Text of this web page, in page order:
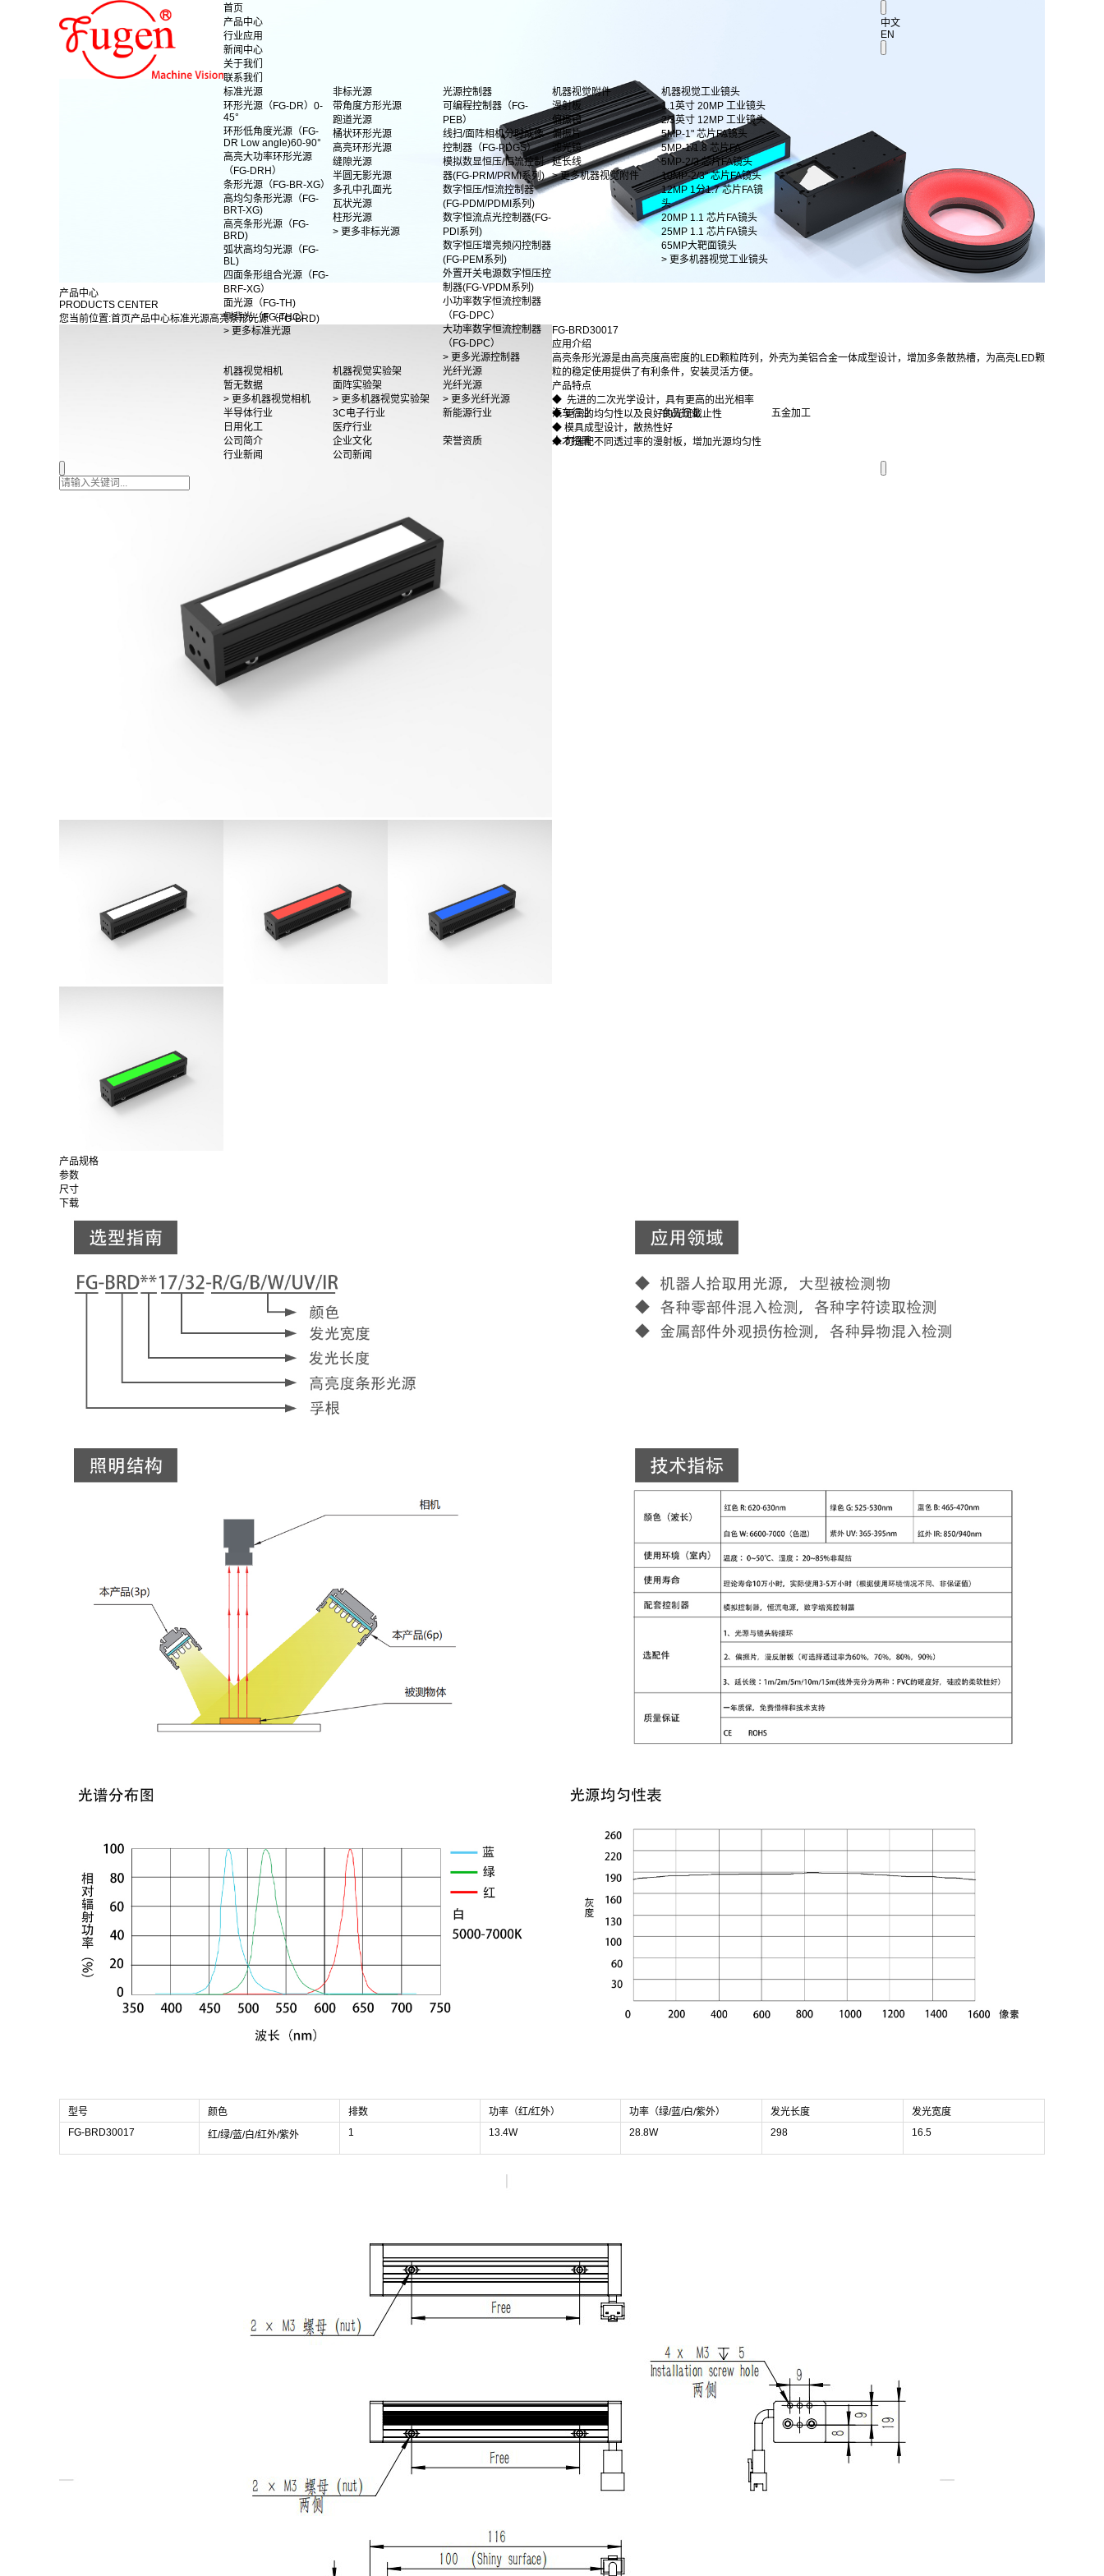
首页
产品中心
行业应用
新闻中心
关于我们
联系我们
标准光源
环形光源（FG-DR）0-
45°
环形低角度光源（FG-
DR Low angle)60-90°
高亮大功率环形光源
（FG-DRH）
条形光源（FG-BR-XG）
高均匀条形光源（FG-
BRT-XG)
高亮条形光源（FG-
BRD)
弧状高均匀光源（FG-
BL)
四面条形组合光源（FG-
BRF-XG）
面光源（FG-TH)
侧背光（FG-THC）
> 更多标准光源
非标光源
带角度方形光源
跑道光源
桶状环形光源
高亮环形光源
缝隙光源
半圆无影光源
多孔中孔面光
瓦状光源
柱形光源
> 更多非标光源
光源控制器
可编程控制器（FG-
PEB）
线扫/面阵相机分时成像
控制器（FG-PDGS）
模拟数显恒压/恒流控制
器(FG-PRM/PRMI系列)
数字恒压/恒流控制器
(FG-PDM/PDMI系列)
数字恒流点光控制器(FG-
PDI系列)
数字恒压增亮频闪控制器
(FG-PEM系列)
外置开关电源数字恒压控
制器(FG-VPDM系列)
小功率数字恒流控制器
（FG-DPC）
大功率数字恒流控制器
（FG-DPC）
> 更多光源控制器
机器视觉附件
漫射板
偏振镜
偏振片
滤光镜
延长线
> 更多机器视觉附件
机器视觉工业镜头
1.1英寸 20MP 工业镜头
2/3英寸 12MP 工业镜头
5MP-1" 芯片FA镜头
5MP-1/1.8 芯片FA
5MP-2/3 芯片FA镜头
10MP-2/3" 芯片FA镜头
12MP 1分1.7 芯片FA镜
头
20MP 1.1 芯片FA镜头
25MP 1.1 芯片FA镜头
65MP大靶面镜头
> 更多机器视觉工业镜头
机器视觉相机
暂无数据
> 更多机器视觉相机
机器视觉实验架
面阵实验架
> 更多机器视觉实验架
光纤光源
光纤光源
> 更多光纤光源
半导体行业
3C电子行业 新能源行业 汽车行业 食品行业
五金加工
日用化工
医疗行业
公司简介
企业文化 荣誉资质
人才招聘
行业新闻
公司新闻
中文
EN
产品中心
PRODUCTS CENTER
您当前位置:首页产品中心标准光源高亮条形光源（FG-BRD)
FG-BRD30017
应用介绍
高亮条形光源是由高亮度高密度的LED颗粒阵列，外壳为美铝合金一体成型设计，增加多条散热槽，为高亮LED颗
粒的稳定使用提供了有利条件，安装灵活方便。
产品特点
◆ 先进的二次光学设计，具有更高的出光相率
◆ 更高的均匀性以及良好的光斑截止性
◆ 模具成型设计，散热性好
◆ 可选配不同透过率的漫射板，增加光源均匀性
产品规格
参数
尺寸
下载
型号 颜色 排数 功率（红/红外） 功率（绿/蓝/白/紫外） 发光长度
发光宽度
FG-BRD30017
红/绿/蓝/白/红外/紫外 1 13.4W 28.8W 298 16.5